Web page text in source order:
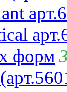
форм